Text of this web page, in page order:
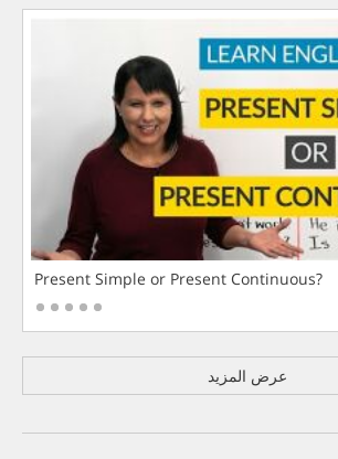
Present Simple or Present Continuous?
عرض المزيد